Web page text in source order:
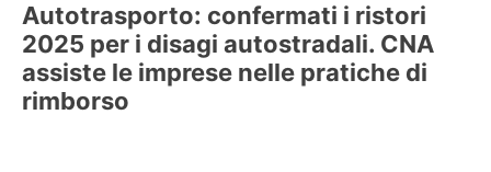
Autotrasporto: confermati i ristori
2025 per i disagi autostradali. CNA
assiste le imprese nelle pratiche di
rimborso